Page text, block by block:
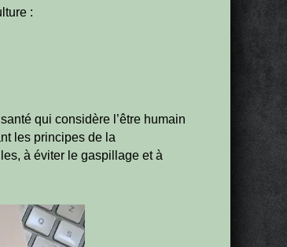
:
qui considère l’être humain
les principes de la
à éviter le gaspillage et à